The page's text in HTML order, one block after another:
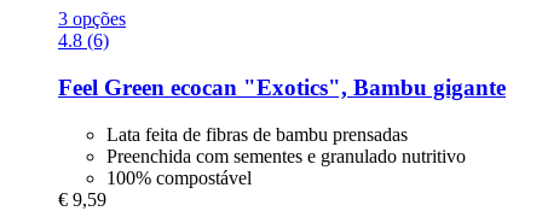
3 opções
4.8 (6)
Feel Green ecocan "Exotics", Bambu gigante
Lata feita de fibras de bambu prensadas
Preenchida com sementes e granulado nutritivo
100% compostável
€ 9,59